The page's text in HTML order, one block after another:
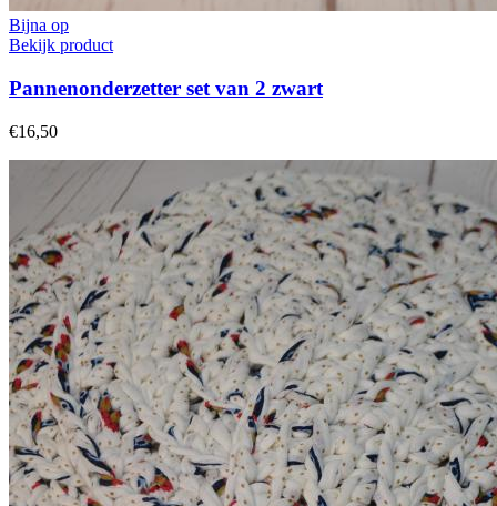
Bijna op
Bekijk product
Pannenonderzetter set van 2 zwart
€16,50